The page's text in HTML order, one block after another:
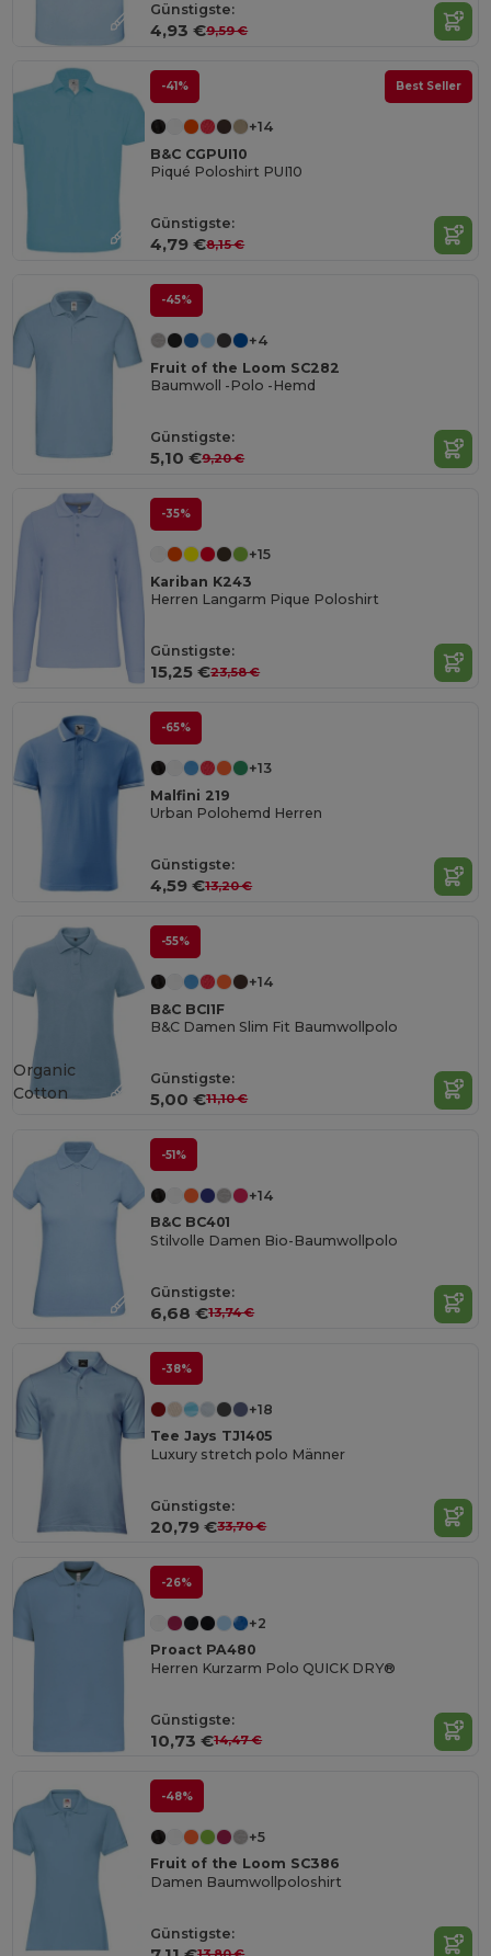
Günstigste:
4,93 €9,59 €
-41% Best Seller
+14
B&C CGPUI10
Piqué Poloshirt PUI10
Günstigste:
4,79 €8,15 €
-45%
+4
Fruit of the Loom SC282
Baumwoll -Polo -Hemd
Günstigste:
5,10 €9,20 €
-35%
+15
Kariban K243
Herren Langarm Pique Poloshirt
Günstigste:
15,25 €23,58 €
-65%
+13
Malfini 219
Urban Polohemd Herren
Günstigste:
4,59 €13,20 €
-55%
+14
B&C BCI1F
B&C Damen Slim Fit Baumwollpolo
Günstigste:
5,00 €11,10 €
Organic
Cotton
-51%
+14
B&C BC401
Stilvolle Damen Bio-Baumwollpolo
Günstigste:
6,68 €13,74 €
-38%
+18
Tee Jays TJ1405
Luxury stretch polo Männer
Günstigste:
20,79 €33,70 €
-26%
+2
Proact PA480
Herren Kurzarm Polo QUICK DRY®
Günstigste:
10,73 €14,47 €
-48%
+5
Fruit of the Loom SC386
Damen Baumwollpoloshirt
Günstigste: